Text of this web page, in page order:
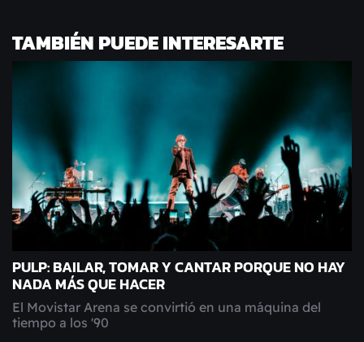
TAMBIÉN PUEDE INTERESARTE
PULP: BAILAR, TOMAR Y CANTAR PORQUE NO HAY
NADA MÁS QUE HACER
El Movistar Arena se convirtió en una máquina del
tiempo a los '90